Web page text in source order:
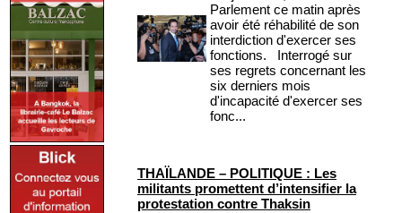
Parlement ce matin après
avoir été réhabilité de son
interdiction d'exercer ses
fonctions. Interrogé sur
ses regrets concernant les
six derniers mois
d'incapacité d'exercer ses
fonc...
THAÏLANDE – POLITIQUE : Les
militants promettent d’intensifier la
protestation contre Thaksin